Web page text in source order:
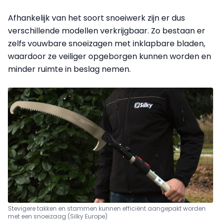
Afhankelijk van het soort snoeiwerk zijn er dus
verschillende modellen verkrijgbaar. Zo bestaan er
zelfs vouwbare snoeizagen met inklapbare bladen,
waardoor ze veiliger opgeborgen kunnen worden en
minder ruimte in beslag nemen.
Stevigere takken en stammen kunnen efficiënt aangepakt worden
met een snoeizaag (Silky Europe)